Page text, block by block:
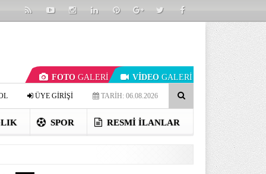
FOTO GALERİ VİDEO GALERİ
TARİH: 06.08.2026
ÜYE GİRİŞİ
SPOR RESMI İLANLAR